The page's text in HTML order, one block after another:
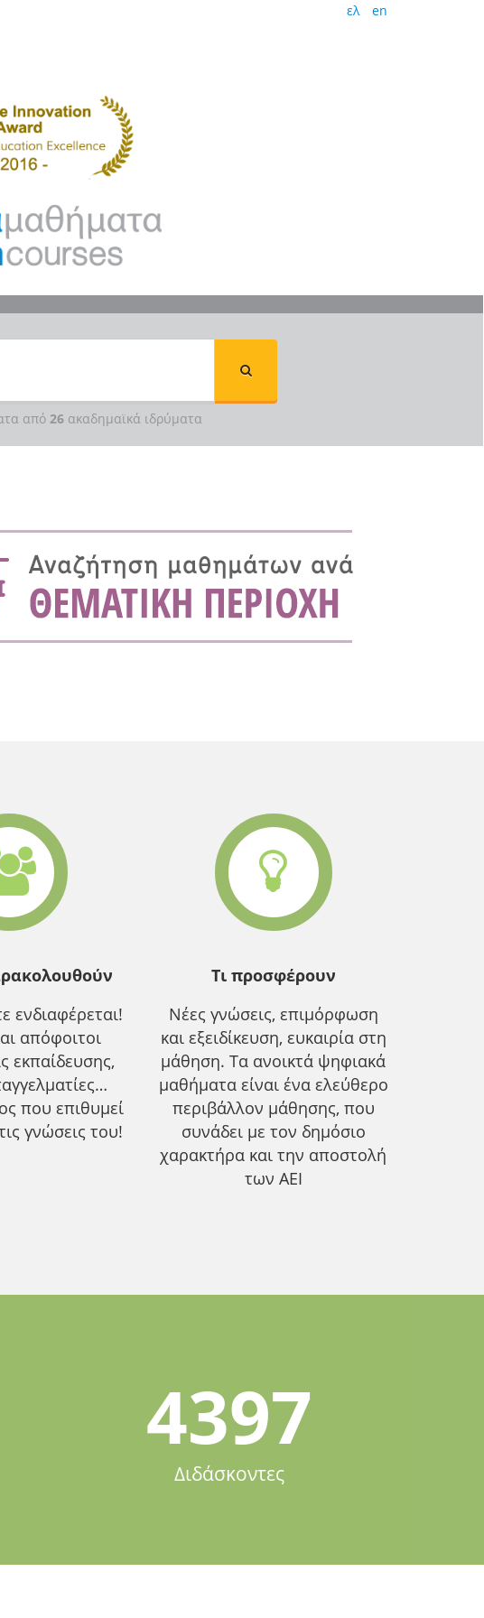
ελ en
από 26 ακαδημαϊκά ιδρύματα
ενδιαφέρεται!
απόφοιτοι
εκπαίδευσης,
που επιθυμεί
γνώσεις του!
Τι προσφέρουν
Νέες γνώσεις, επιμόρφωση
και εξειδίκευση, ευκαιρία στη
μάθηση. Τα ανοικτά ψηφιακά
μαθήματα είναι ένα ελεύθερο
περιβάλλον μάθησης, που
συνάδει με τον δημόσιο
χαρακτήρα και την αποστολή
των ΑΕΙ
4397
Διδάσκοντες